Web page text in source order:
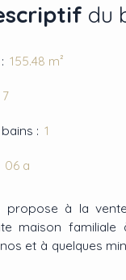
du
: 155.48 m²
7
: 1
06 a
propose à la
maison familiale
et à quelques